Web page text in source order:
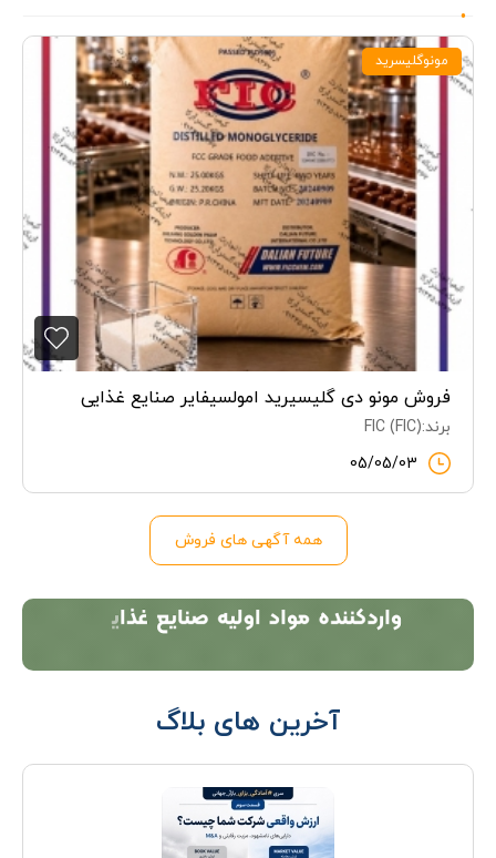
مونوگلیسرید
فروش مونو دی‌ گلیسیرید امولسیفایر صنایع غذایی
برند:FIC (FIC)
05/05/03
همه آگهی های فروش
آخرین های بلاگ